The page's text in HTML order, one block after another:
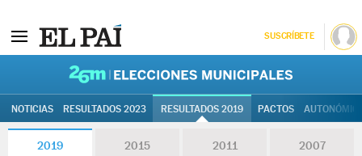
SUSCRÍBETE
NOTICIAS RESULTADOS 2023 RESULTADOS 2019 PACTOS
2019 2015 2011 2007